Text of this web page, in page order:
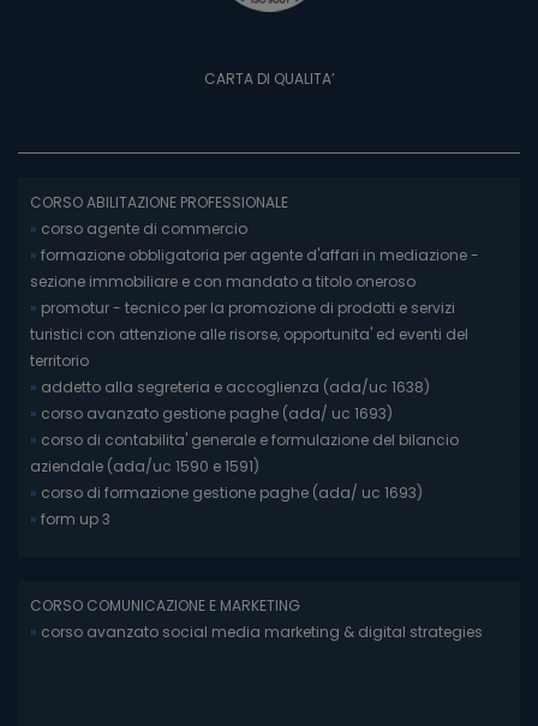
CARTA DI QUALITA’
CORSO ABILITAZIONE PROFESSIONALE
» corso agente di commercio
» formazione obbligatoria per agente d'affari in mediazione -
sezione immobiliare e con mandato a titolo oneroso
» promotur - tecnico per la promozione di prodotti e servizi
turistici con attenzione alle risorse, opportunita' ed eventi del
territorio
» addetto alla segreteria e accoglienza (ada/uc 1638)
» corso avanzato gestione paghe (ada/ uc 1693)
» corso di contabilita' generale e formulazione del bilancio
aziendale (ada/uc 1590 e 1591)
» corso di formazione gestione paghe (ada/ uc 1693)
» form up 3
CORSO COMUNICAZIONE E MARKETING
» corso avanzato social media marketing & digital strategies